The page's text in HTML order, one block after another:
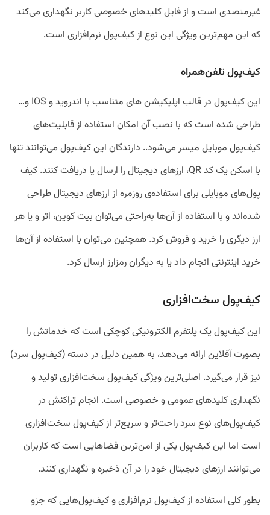
غیرمتصدی است و از فایل کلیدهای خصوصی کاربر نگهداری می‌کند
که این مهم‌ترین ویژگی این نوع از کیف‌پول نرم‌افزاری است.
کیف‌پول تلفن‌همراه
این کیف‌پول‌ در قالب اپلیکیشن های متناسب با اندروید و IOS و…
طراحی شده است که با نصب آن امکان استفاده از قابلیت‌های
کیف‌پول موبایل میسر می‌شود.. دارندگان این کیف‌پول می‌توانند تنها
با اسکن یک کد QR، ارزهای دیجیتال را ارسال یا دریافت کنند. کیف
پول‌های موبایلی برای استفاده‌ی روزمره از ارزهای دیجیتال طراحی
شده‌اند و با استفاده از آن‌ها به‌راحتی می‌توان بیت کوین، اتر و یا هر
ارز دیگری را خرید و فروش کرد. همچنین می‌توان با استفاده از آن‌ها
خرید اینترنتی انجام داد یا به دیگران رمزارز ارسال کرد.
کیف‌پول سخت‌افزاری
این کیف‌پول یک پلتفرم الکترونیکی کوچکی است که خدماتش را
بصورت آفلاین ارائه می‌دهد، به همین دلیل در دسته (کیف‌پول سرد)
نیز قرار می‌گیرد. اصلی‌ترین ویژگی کیف‌پول سخت‌افزاری تولید و
نگهداری کلیدهای عمومی و خصوصی است. انجام تراکنش در
کیف‌پول‌های نوع سرد راحت‌تر و سریع‌تر از کیف‌پول سخت‌افزاری
است اما این کیف‌پول یکی از امن‌ترین فضاهایی است که کاربران
می‌توانند ارزهای دیجیتال خود را در آن ذخیره و نگهداری کنند.
بطور کلی استفاده از کیف‌پول نرم‌افزاری و کیف‌پول‌هایی که جزو